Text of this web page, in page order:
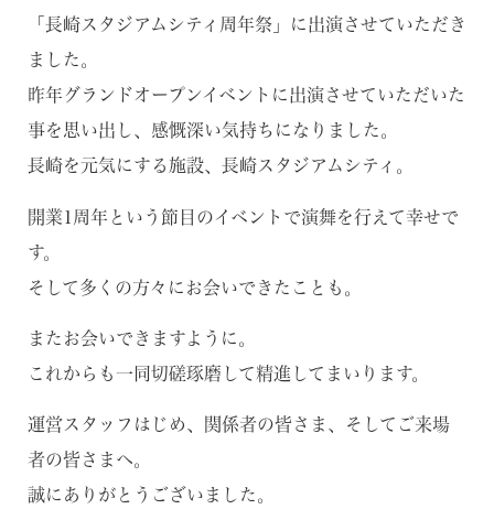
「長崎スタジアムシティ周年祭」に出演させていただき
ました。
昨年グランドオープンイベントに出演させていただいた
事を思い出し、感慨深い気持ちになりました。
長崎を元気にする施設、長崎スタジアムシティ。
開業1周年という節目のイベントで演舞を行えて幸せで
す。
そして多くの方々にお会いできたことも。
またお会いできますように。
これからも一同切磋琢磨して精進してまいります。
運営スタッフはじめ、関係者の皆さま、そしてご来場
者の皆さまへ。
誠にありがとうございました。